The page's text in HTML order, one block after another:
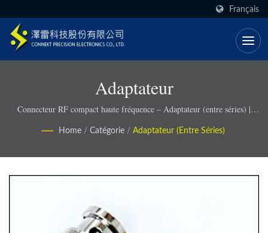
Français
Adaptateur
Connecteur RF compact haute fréquence – Adaptateur (entre séries) |
Home / Catégorie / Adaptateur (entre Séries)